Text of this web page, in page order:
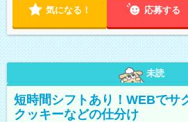
気になる！ 応募する
未読
短時間シフトあり！WEBでサ
クッキーなどの仕分け